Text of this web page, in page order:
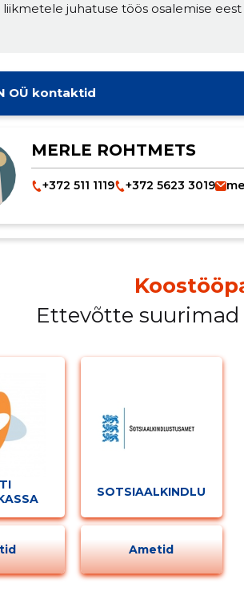
juhatuse töös osalemise
OÜ kontaktid
MERLE ROHTMETS
+372 511 1119 +372 5623 3019
Ettevõtte
Ametid